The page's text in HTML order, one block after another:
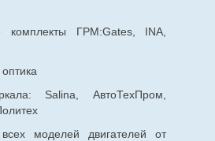
комплекты ГРМ:Gates, INA,
Salina, АвтоТехПром,
моделей двигателей от